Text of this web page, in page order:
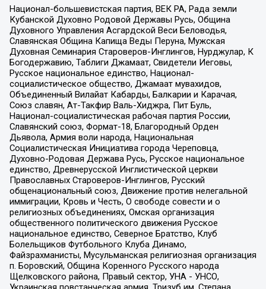
Национал-большевистская партия, ВЕК РА, Рада земли
Кубанской Духовно Родовой Державы Русь, Община
Духовного Управления Асгардской Веси Беловодья,
Славянская Община Капища Веды Перуна, Мужская
Духовная Семинария Староверов-Инглингов, Нурджулар, К
Богодержавию, Таблиги Джамаат, Свидетели Иеговы,
Русское национальное единство, Национал-
социалистическое общество, Джамаат мувахидов,
Объединенный Вилайат Кабарды, Балкарии и Карачая,
Союз славян, Ат-Такфир Валь-Хиджра, Пит Буль,
Национал-социалистическая рабочая партия России,
Славянский союз, Формат-18, Благородный Орден
Дьявола, Армия воли народа, Национальная
Социалистическая Инициатива города Череповца,
Духовно-Родовая Держава Русь, Русское национальное
единство, Древнерусской Инглистической церкви
Православных Староверов-Инглингов, Русский
общенациональный союз, Движение против нелегальной
иммиграции, Кровь и Честь, О свободе совести и о
религиозных объединениях, Омская организация
общественного политического движения Русское
национальное единство, Северное Братство, Клуб
Болельщиков Футбольного Клуба Динамо,
Файзрахманисты, Мусульманская религиозная организация
п. Боровский, Община Коренного Русского народа
Щелковского района, Правый сектор, УНА - УНСО,